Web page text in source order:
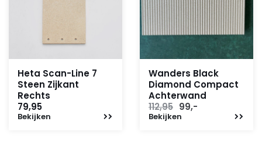
Heta Scan-Line 7
Steen Zijkant
Rechts
79,95
Bekijken
Wanders Black
Diamond Compact
Achterwand
112,95 Oorspronkelijke
prijs
99,-
Bekijken